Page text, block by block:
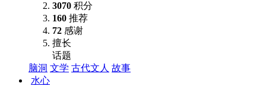
3070 积分
160 推荐
72 感谢
擅长
话题
脑洞 文学 古代文人 故事
水心